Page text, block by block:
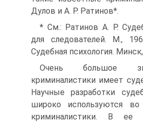
Дулов и А. Р. Ратинов*.
* См.: Ратинов А. Р.
для следователей. М.,
Судебная психология.
Очень большое
криминалистики имеет
Научные разработки
широко используются во
криминалистики. В ее